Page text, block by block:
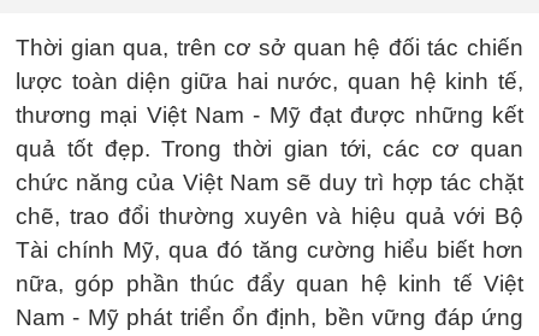
Thời gian qua, trên cơ sở quan hệ đối tác chiến
lược toàn diện giữa hai nước, quan hệ kinh tế,
thương mại Việt Nam - Mỹ đạt được những kết
quả tốt đẹp. Trong thời gian tới, các cơ quan
chức năng của Việt Nam sẽ duy trì hợp tác chặt
chẽ, trao đổi thường xuyên và hiệu quả với Bộ
Tài chính Mỹ, qua đó tăng cường hiểu biết hơn
nữa, góp phần thúc đẩy quan hệ kinh tế Việt
Nam - Mỹ phát triển ổn định, bền vững đáp ứng